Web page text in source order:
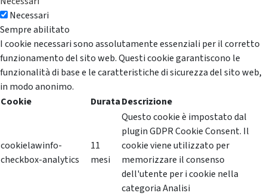
Necessari
Sempre abilitato
I cookie necessari sono assolutamente essenziali per il corretto
funzionamento del sito web. Questi cookie garantiscono le
funzionalità di base e le caratteristiche di sicurezza del sito web,
in modo anonimo.
Cookie
DurataDescrizione
cookielawinfo-
checkbox-analytics
11
mesi
Questo cookie è impostato dal
plugin GDPR Cookie Consent. Il
cookie viene utilizzato per
memorizzare il consenso
dell'utente per i cookie nella
categoria Analisi